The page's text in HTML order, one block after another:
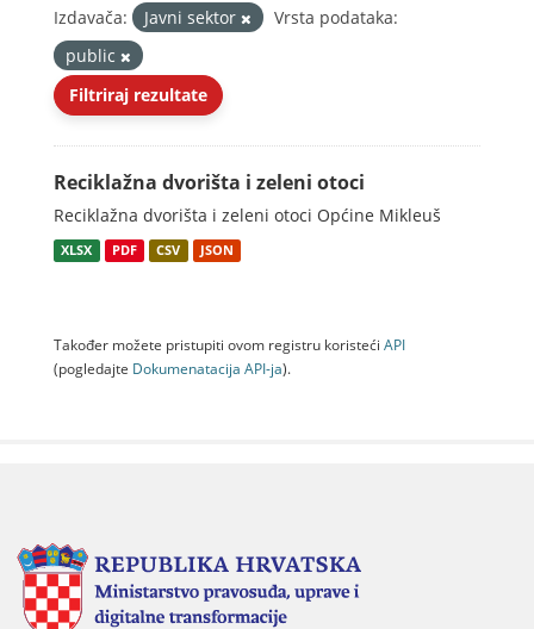
Izdavača:
Javni sektor
Vrsta podataka:
public
Filtriraj rezultate
Reciklažna dvorišta i zeleni otoci
Reciklažna dvorišta i zeleni otoci Općine Mikleuš
XLSX PDF CSV JSON
Također možete pristupiti ovom registru koristeći API
(pogledajte Dokumenаtаcijа API-jа).